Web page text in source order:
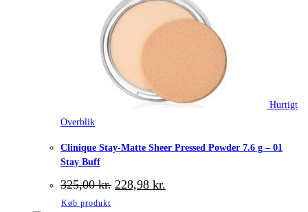
Hurtigt
Overblik
Clinique Stay-Matte Sheer Pressed Powder 7.6 g – 01
Stay Buff
325,00kr. Den
oprindelige
228,98 kr.
Køb produkt